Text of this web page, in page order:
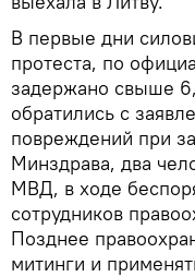
В первые дни
протеста, по
задержано свыше
обратились с
повреждений при
Минздрава, два
МВД, в ходе
сотрудников
Позднее
митинги и